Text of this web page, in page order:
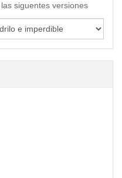
siguentes versiones